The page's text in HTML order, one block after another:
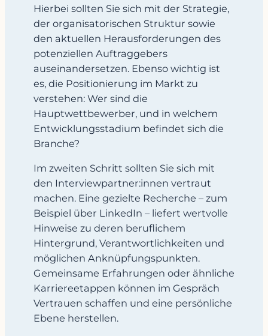
Hierbei sollten Sie sich mit der Strategie,
der organisatorischen Struktur sowie
den aktuellen Herausforderungen des
potenziellen Auftraggebers
auseinandersetzen. Ebenso wichtig ist
es, die Positionierung im Markt zu
verstehen: Wer sind die
Hauptwettbewerber, und in welchem
Entwicklungsstadium befindet sich die
Branche?
Im zweiten Schritt sollten Sie sich mit
den Interviewpartner:innen vertraut
machen. Eine gezielte Recherche – zum
Beispiel über LinkedIn – liefert wertvolle
Hinweise zu deren beruflichem
Hintergrund, Verantwortlichkeiten und
möglichen Anknüpfungspunkten.
Gemeinsame Erfahrungen oder ähnliche
Karriereetappen können im Gespräch
Vertrauen schaffen und eine persönliche
Ebene herstellen.